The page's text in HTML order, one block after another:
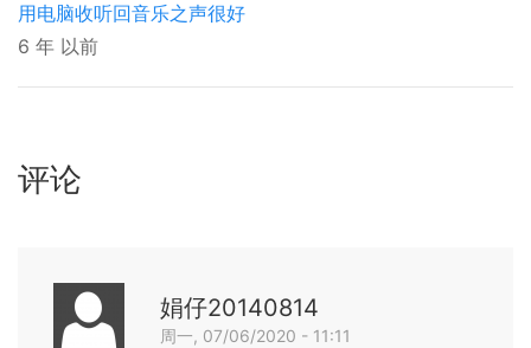
用电脑收听回音乐之声很好
6 年 以前
评论
娟仔20140814
周一, 07/06/2020 - 11:11
豪